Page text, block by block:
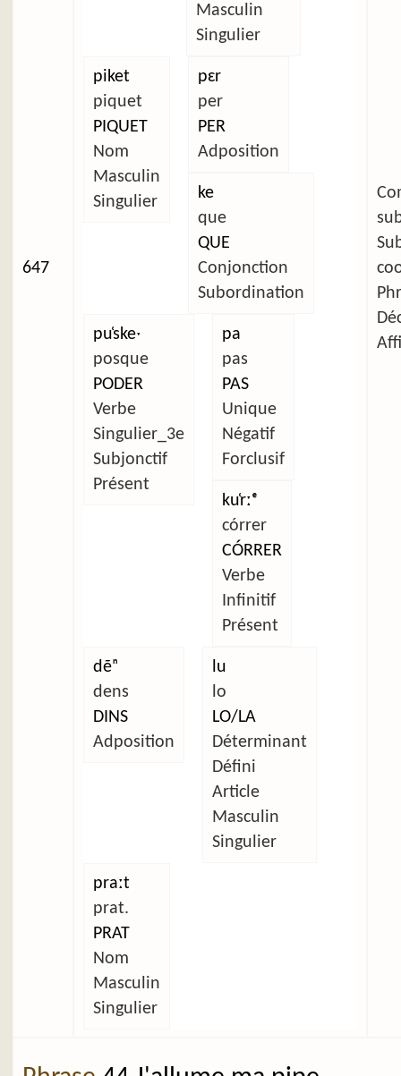
647
Masculin
Singulier
piket
piquet
PIQUET
Nom
Masculin
Singulier
pɛr
per
PER
Adposition
ke
que
QUE
Conjonction
Subordination
pu̜skeˑ
posque
PODER
Verbe
Singulier_3e
Subjonctif
Présent
pa
pas
PAS
Unique
Négatif
Forclusif
ku̜rːᵉ
córrer
CÓRRER
Verbe
Infinitif
Présent
dẽⁿ
dens
DINS
Adposition
lu
lo
LO/LA
Déterminant
Défini
Article
Masculin
Singulier
praːt
prat.
PRAT
Nom
Masculin
Singulier